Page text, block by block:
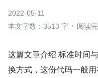
2022-05-11
本文字数：3513 字
阅读
这篇文章介绍 标准时间
换方式，这份代码一般